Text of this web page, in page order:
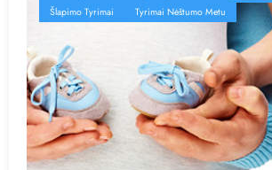
Šlapimo Tyrimai
Tyrimai Nėštumo Metu